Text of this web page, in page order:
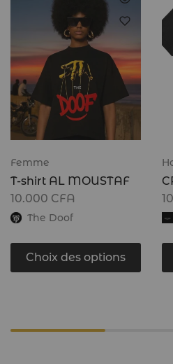
Femme
T-shirt AL MOUSTAF
10.000 CFA
The Doof
Choix des options